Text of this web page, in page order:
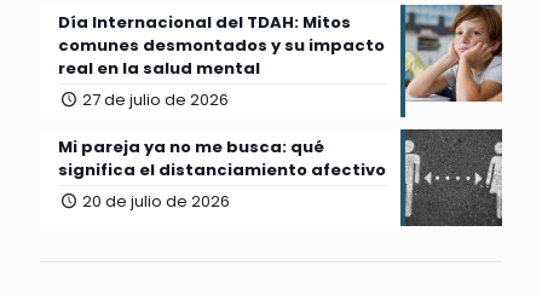
Día Internacional del TDAH: Mitos
comunes desmontados y su impacto
real en la salud mental
27 de julio de 2026
Mi pareja ya no me busca: qué
significa el distanciamiento afectivo
20 de julio de 2026